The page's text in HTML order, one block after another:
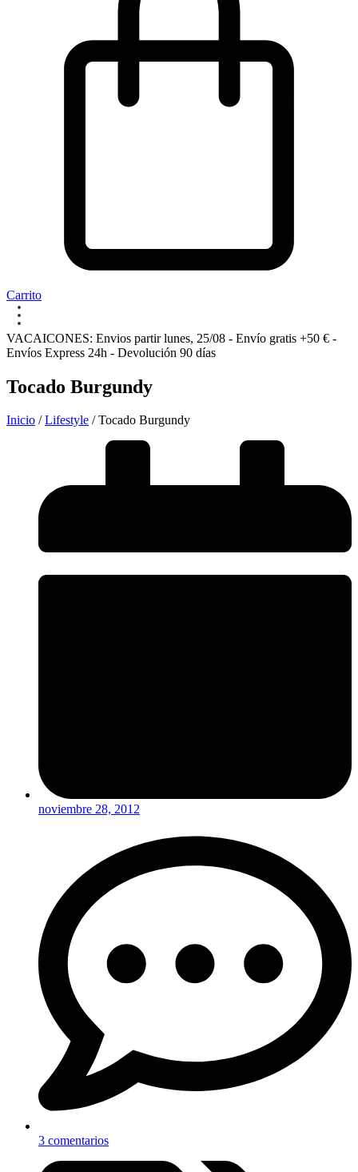
Carrito
VACAICONES: Envios partir lunes, 25/08 - Envío gratis +50 € -
Envíos Express 24h - Devolución 90 días
Tocado Burgundy
Inicio /Lifestyle / Tocado Burgundy
noviembre 28, 2012
3 comentarios